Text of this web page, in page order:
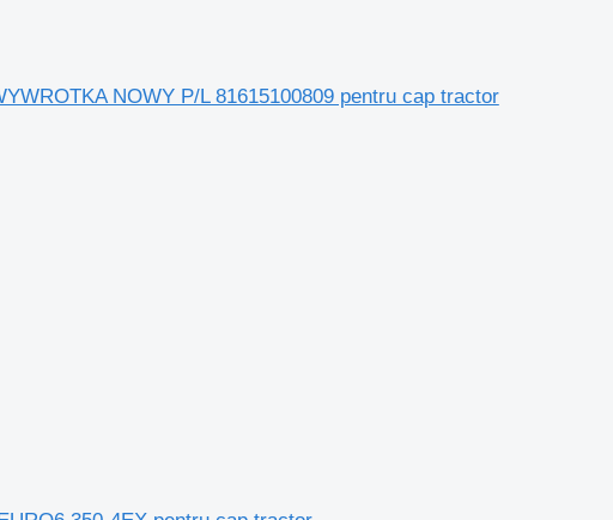
NOWY P/L 81615100809 pentru cap tractor